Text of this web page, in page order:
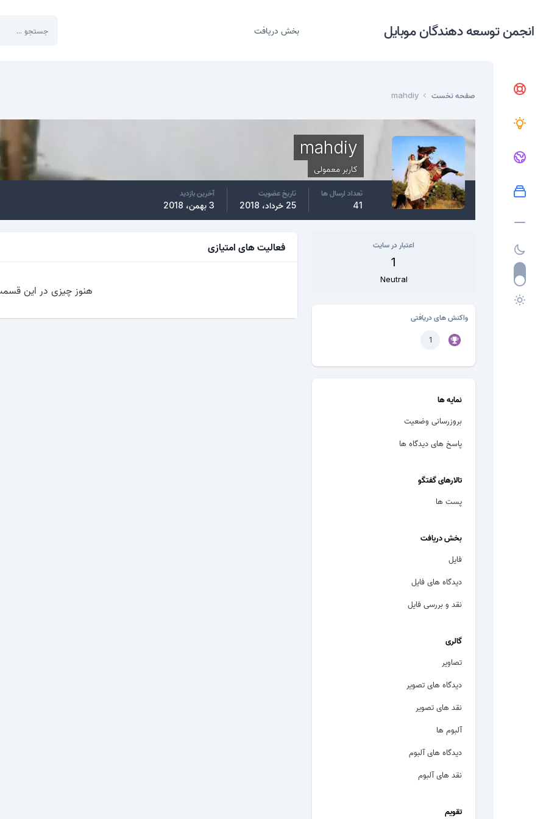
انجمن توسعه دهندگان موبایل بخش دریافت
صفحه نخست mahdiy
mahdiy
کاربر معمولی
تعداد ارسال ها
41
تاریخ عضویت
25 خرداد، 2018
آخرین بازدید
3 بهمن، 2018
اعتبار در سایت
1
Neutral
واکنش های دریافتی
1
نمایه ها
بروزرسانی وضعیت
پاسخ های دیدگاه ها
تالارهای گفتگو
پست ها
بخش دریافت
فایل
دیدگاه های فایل
نقد و بررسی فایل
گالری
تصاویر
دیدگاه های تصویر
نقد های تصویر
آلبوم ها
دیدگاه های آلبوم
نقد های آلبوم
تقویم
فعالیت های امتیازی
هنوز چیزی در این